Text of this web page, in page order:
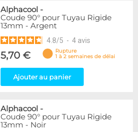
Alphacool -
Coude 90° pour Tuyau Rigide
13mm - Argent
4.8/5 - 4 avis
5,70 €
Rupture
1 à 2 semaines de délai
Ajouter au panier
Alphacool -
Coude 90° pour Tuyau Rigide
13mm - Noir